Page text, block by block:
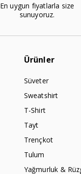
En uygun fiyatlarla size
sunuyoruz.
Ürünler
Süveter
Sweatshirt
T-Shirt
Tayt
Trençkot
Tulum
Yağmurluk &